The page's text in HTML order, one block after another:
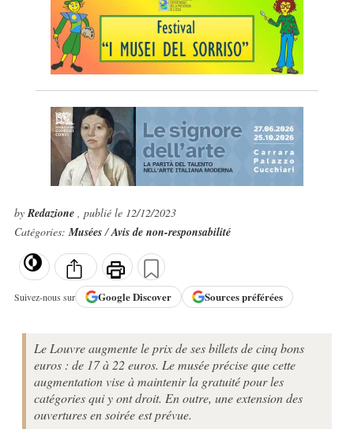
byRedazione , publié le 12/12/2023
Catégories:Musées/Avis de non-responsabilité
Suivez-nous sur GoogleDiscover Sources préférées
Le Louvre augmente le prix de ses billets de cinq bons
euros : de 17 à 22 euros. Le musée précise que cette
augmentation vise à maintenir la gratuité pour les
catégories qui y ont droit. En outre, une extension des
ouvertures en soirée est prévue.